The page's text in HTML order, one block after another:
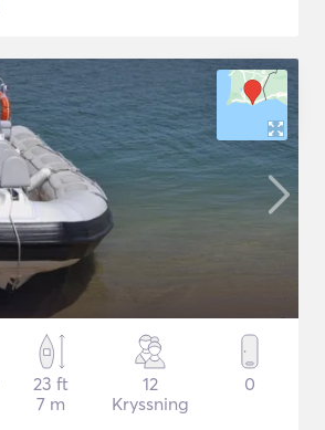
23 ft
7 m
12
Kryssning
0